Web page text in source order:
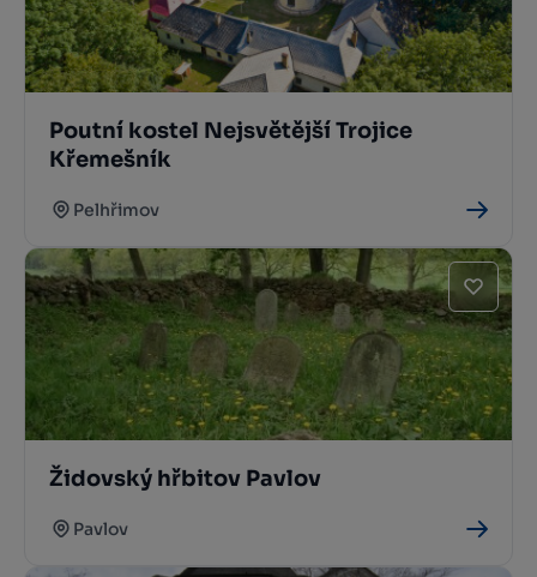
Poutní kostel Nejsvětější Trojice
Křemešník
Pelhřimov
Židovský hřbitov Pavlov
Pavlov